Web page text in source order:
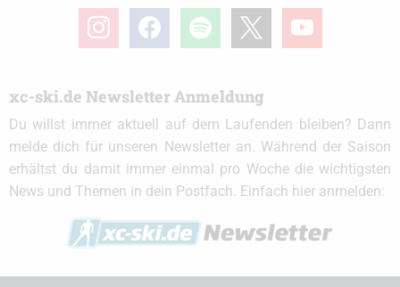
instagramfacebook spotify youtube
xc-ski.de Newsletter Anmeldung
Du willst immer aktuell auf dem Laufenden bleiben? Dann
melde dich für unseren Newsletter an. Während der Saison
erhältst du damit immer einmal pro Woche die wichtigsten
News und Themen in dein Postfach. Einfach hier anmelden: